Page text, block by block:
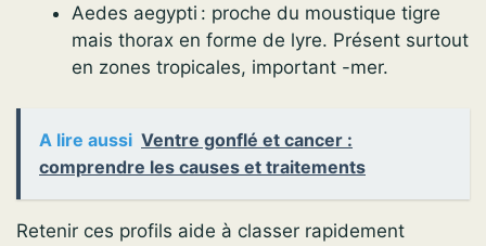
Aedes aegypti : proche du moustique tigre
mais thorax en forme de lyre. Présent surtout
en zones tropicales, important -mer.
A lire aussi Ventre gonflé et cancer :
comprendre les causes et traitements
Retenir ces profils aide à classer rapidement